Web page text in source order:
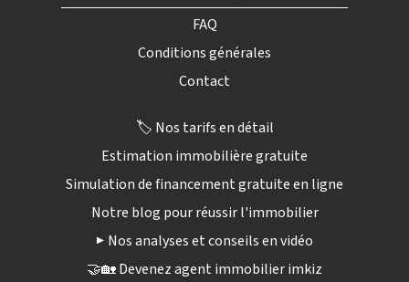
FAQ
Conditions générales
Contact
🏷️ Nos tarifs en détail
Estimation immobilière gratuite
Simulation de financement gratuite en ligne
Notre blog pour réussir l'immobilier
▶️ Nos analyses et conseils en vidéo
🤝🏡 Devenez agent immobilier imkiz